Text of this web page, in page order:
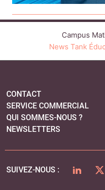
Campus
News Tank
CONTACT
SERVICE COMMERCIAL
QUI SOMMES-NOUS ?
NEWSLETTERS
SUIVEZ-NOUS : LINKEDIN